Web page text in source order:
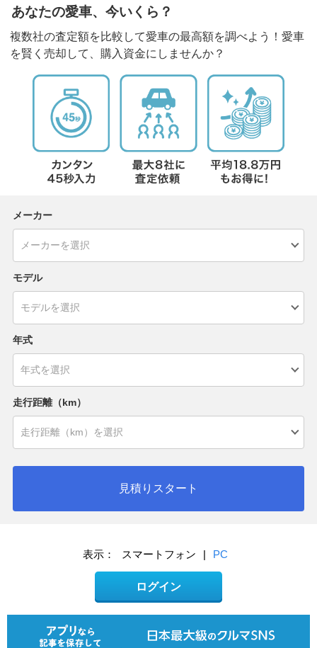
あなたの愛車、今いくら？
複数社の査定額を比較して愛車の最高額を調べよう！愛車
を賢く売却して、購入資金にしませんか？
メーカー
モデル
年式
走行距離（km）
見積りスタート
表示： スマートフォン PC
ログイン